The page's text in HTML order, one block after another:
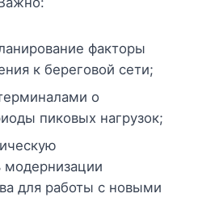
факторы
к береговой сети;
о
пиковых нагрузок;
модернизации
для работы с новыми